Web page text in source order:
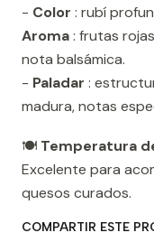
- Color : rubí
Aroma: frutas
nota balsámica.
- Paladar :
madura, notas
🍽️ Temperatura
Excelente para
quesos curados.
COMPARTIR ESTE